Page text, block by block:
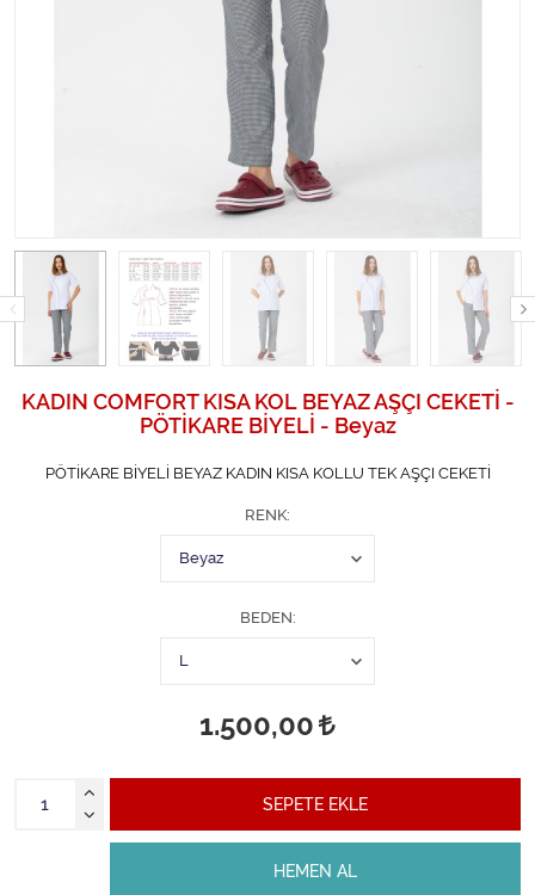
KADIN COMFORT KISA KOL BEYAZ AŞÇI CEKETİ -
PÖTİKARE BİYELİ - Beyaz
PÖTİKARE BİYELİ BEYAZ KADIN KISA KOLLU TEK AŞÇI CEKETİ
RENK
BEDEN
1.500,00
SEPETE EKLE
HEMEN AL